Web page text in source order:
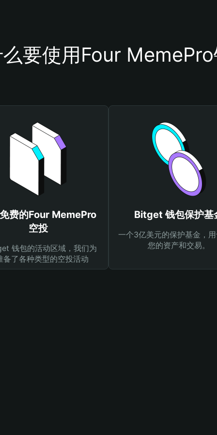
要使用Four
费的Four MemePro
空投
钱包的活动区域，我们为
备了各种类型的空投活动
Bitget 钱包保护基
一个3亿美元的保护基金，
您的资产和交易。